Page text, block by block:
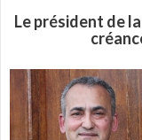
Le président de